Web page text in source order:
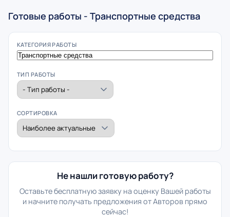
Готовые работы - Транспортные средства
КАТЕГОРИЯ РАБОТЫ
ТИП РАБОТЫ
СОРТИРОВКА
Не нашли готовую работу?
Оставьте бесплатную заявку на оценку Вашей работы
и начните получать предложения от Авторов прямо
сейчас!